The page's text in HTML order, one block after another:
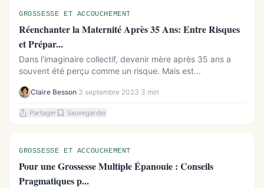
GROSSESSE ET ACCOUCHEMENT
Réenchanter la Maternité Après 35 Ans: Entre Risques
et Prépar...
Dans l’imaginaire collectif, devenir mère après 35 ans a
souvent été perçu comme un risque. Mais est...
Claire Besson·3 septembre 2023·3 min
Partager Sauvegarder
GROSSESSE ET ACCOUCHEMENT
Pour une Grossesse Multiple Épanouie : Conseils
Pragmatiques p...